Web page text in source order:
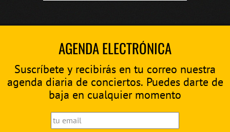
AGENDA ELECTRÓNICA
Suscríbete y recibirás en tu correo nuestra
agenda diaria de conciertos. Puedes darte de
baja en cualquier momento